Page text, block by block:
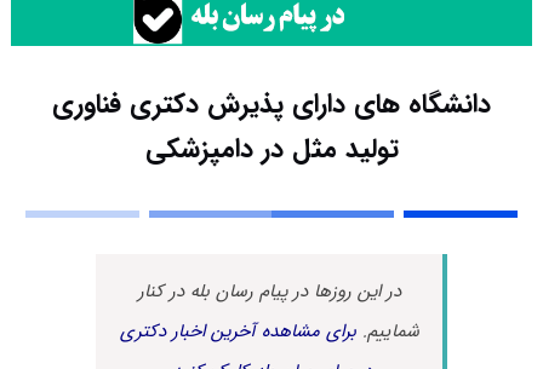
دانشگاه های دارای پذیرش دکتری ﻓﻨﺎوری
ﺗﻮﻟﻴﺪ ﻣﺜﻞ در داﻣﭙﺰشکی
در این روزها در پیام رسان بله در کنار
شماییم.برای مشاهده آخرین اخبار دکتری